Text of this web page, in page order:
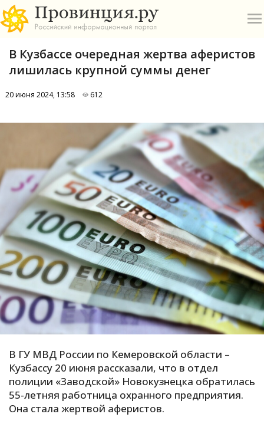
А
Б
В
Е
И
К
О
П
Р
С
Т
У
В Кузбассе очередная жертва аферистов
лишилась крупной суммы денег
20 июня 2024, 13:58 612
В ГУ МВД России по Кемеровской области –
Кузбассу 20 июня рассказали, что в отдел
полиции «Заводской» Новокузнецка обратилась
55-летняя работница охранного предприятия.
Она стала жертвой аферистов.